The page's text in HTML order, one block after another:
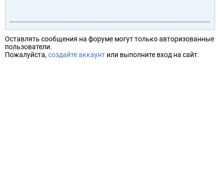
Оставлять сообщения на форуме могут только авторизованные
пользователи.
Пожалуйста, создайте аккаунт или выполните вход на сайт.